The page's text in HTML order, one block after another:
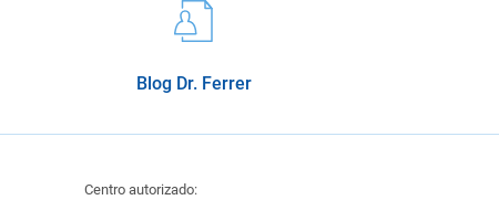
Blog Dr. Ferrer
Centro autorizado: